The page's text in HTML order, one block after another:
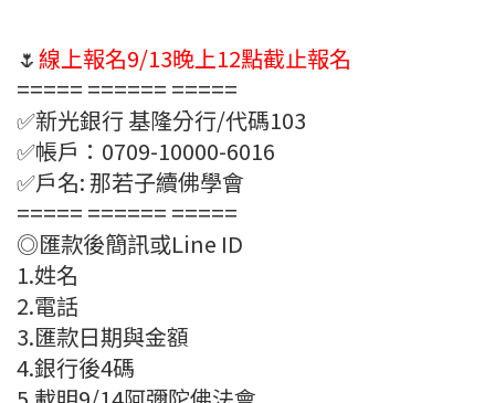
🌷線上報名9/13晚上12點截止報名
===== ====== =====
✅新光銀行 基隆分行/代碼103
✅帳戶：0709-10000-6016
✅戶名: 那若子續佛學會
===== ====== =====
◎匯款後簡訊或Line ID
1.姓名
2.電話
3.匯款日期與金額
4.銀行後4碼